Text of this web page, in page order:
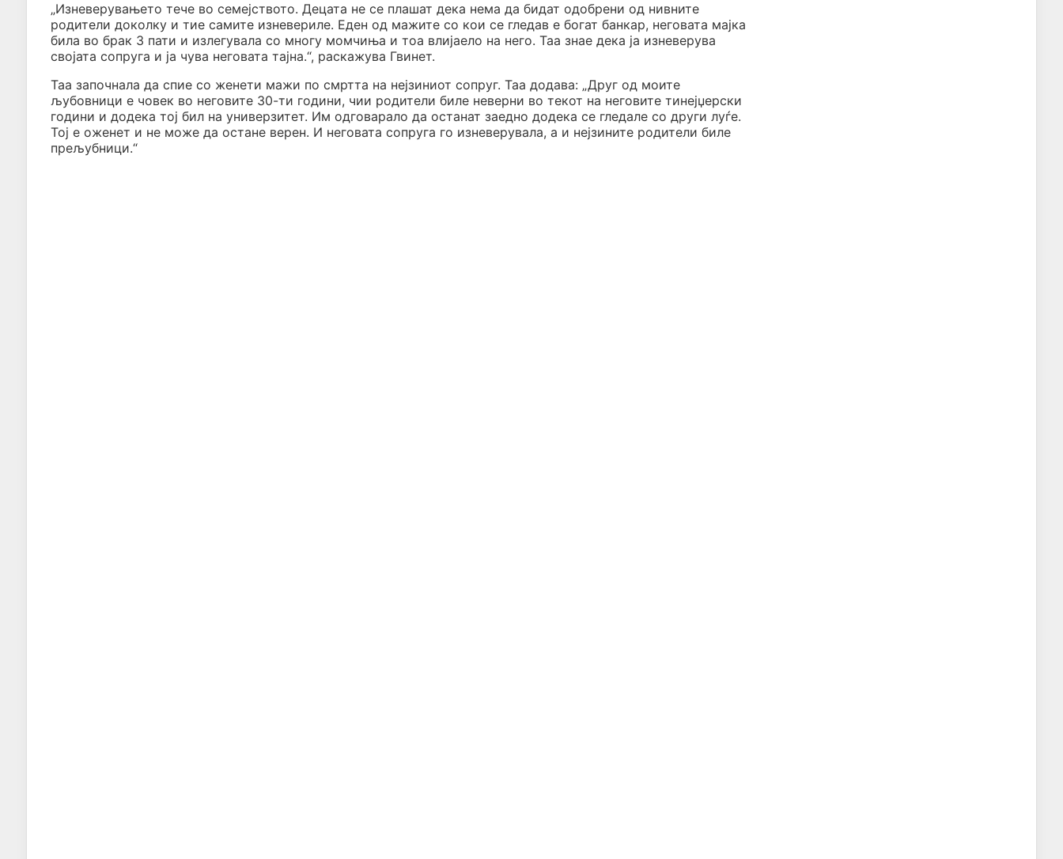
„Изневерувањето тече во семејството. Децата не се плашат дека нема да бидат одобрени од нивните
родители доколку и тие самите изневериле. Еден од мажите со кои се гледав е богат банкар, неговата мајка
била во брак 3 пати и излегувала со многу момчиња и тоа влијаело на него. Таа знае дека ја изневерува
својата сопруга и ја чува неговата тајна.“, раскажува Гвинет.
Таа започнала да спие со женети мажи по смртта на нејзиниот сопруг. Таа додава: „Друг од моите
љубовници е човек во неговите 30-ти години, чии родители биле неверни во текот на неговите тинејџерски
години и додека тој бил на универзитет. Им одговарало да останат заедно додека се гледале со други луѓе.
Тој е оженет и не може да остане верен. И неговата сопруга го изневерувала, а и нејзините родители биле
прељубници.“